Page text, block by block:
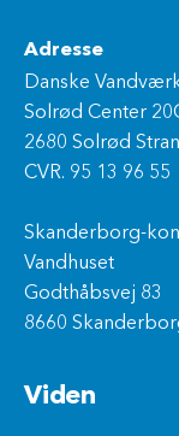
Adresse
Danske
Solrød Center
2680 Solrød
CVR. 95 13 96 55
Skanderborg-
Vandhuset
Godthåbsvej 83
8660
Viden